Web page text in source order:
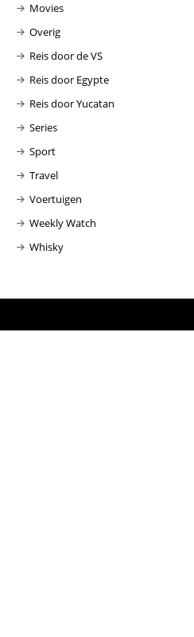
Movies
Overig
Reis door de VS
Reis door Egypte
Reis door Yucatan
Series
Sport
Travel
Voertuigen
Weekly Watch
Whisky